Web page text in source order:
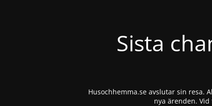
Sista
Husochhemma.se avslutar sin resa.
nya ärenden.